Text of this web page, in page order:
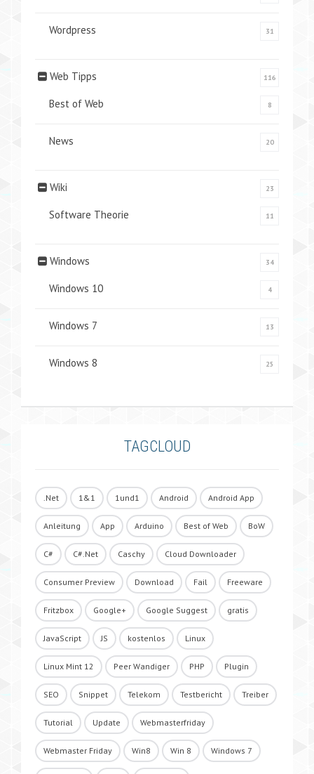
Wordpress 31
Web Tipps 116
Best of Web 8
News 20
Wiki 23
Software Theorie 11
Windows 34
Windows 10 4
Windows 7 13
Windows 8 25
TAGCLOUD
.Net 1&1 1und1 Android Android App
Anleitung App Arduino Best of Web BoW
C# C#.Net Caschy Cloud Downloader
Consumer Preview Download Fail Freeware
Fritzbox Google+ Google Suggest gratis
JavaScript JS kostenlos Linux
Linux Mint 12 Peer Wandiger PHP Plugin
SEO Snippet Telekom Testbericht Treiber
Tutorial Update Webmasterfriday
Webmaster Friday Win8 Win 8 Windows 7